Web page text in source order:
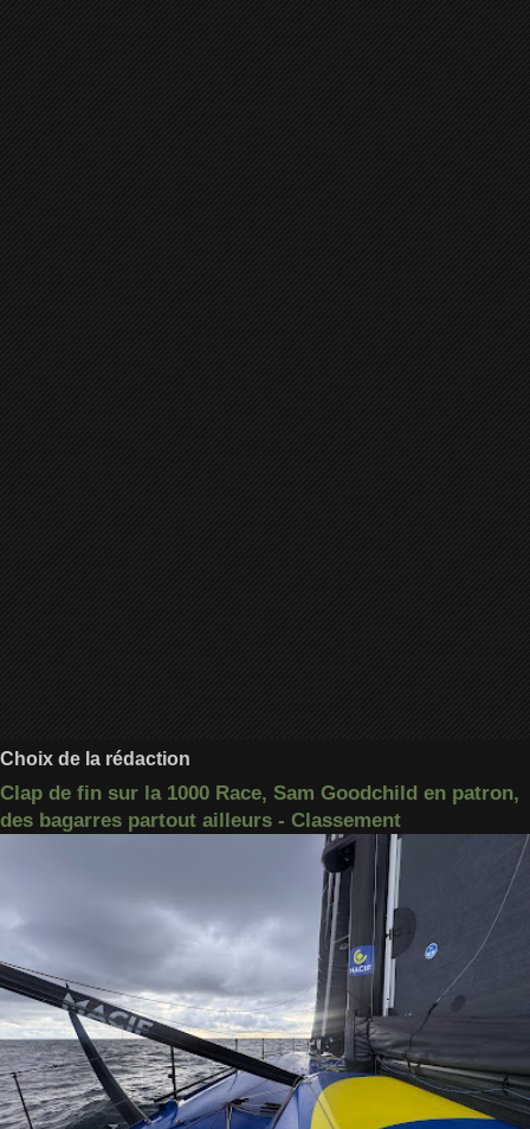
Choix de la rédaction
Clap de fin sur la 1000 Race, Sam Goodchild en patron,
des bagarres partout ailleurs - Classement